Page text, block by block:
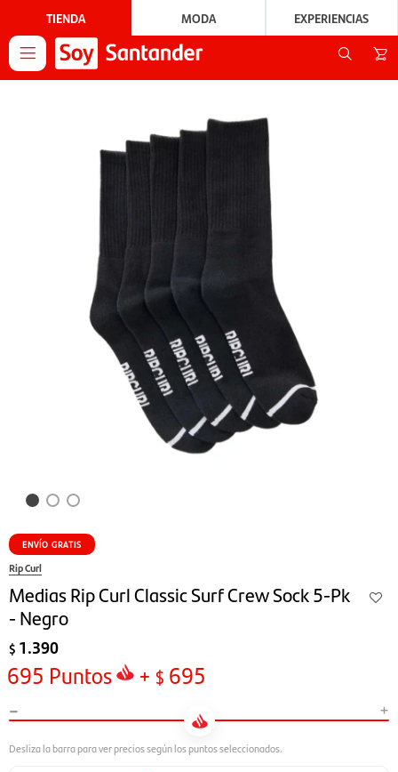
TIENDA MODA EXPERIENCIAS

ENVÍO GRATIS
Rip Curl
Medias Rip Curl Classic Surf Crew Sock 5-Pk
- Negro
$ 1.390
695 Puntos + $ 695
- +